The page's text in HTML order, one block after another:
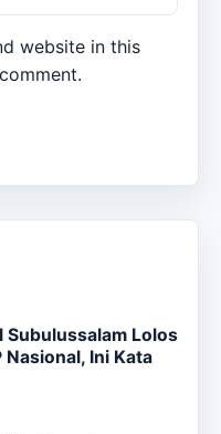
website in this
Subulussalam Lolos
Nasional, Ini Kata